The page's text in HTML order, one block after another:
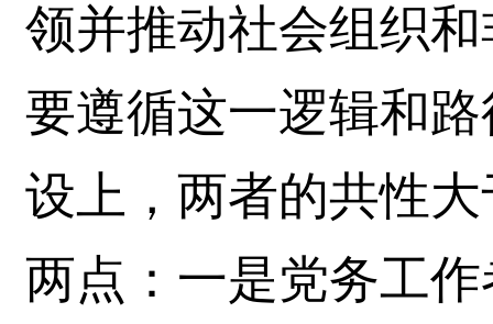
领并推动社会组织
要遵循这一逻辑和
设上，两者的共性
两点：一是党务工